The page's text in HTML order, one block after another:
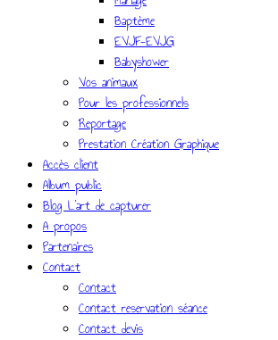
Baptème
EVJF-EVJG
Babyshower
Vos animaux
Pour les professionnels
Reportage
Prestation Création Graphique
Accès client
Album public
Blog L’art de capturer
A propos
Partenaires
Contact
Contact
Contact reservation séance
Contact devis